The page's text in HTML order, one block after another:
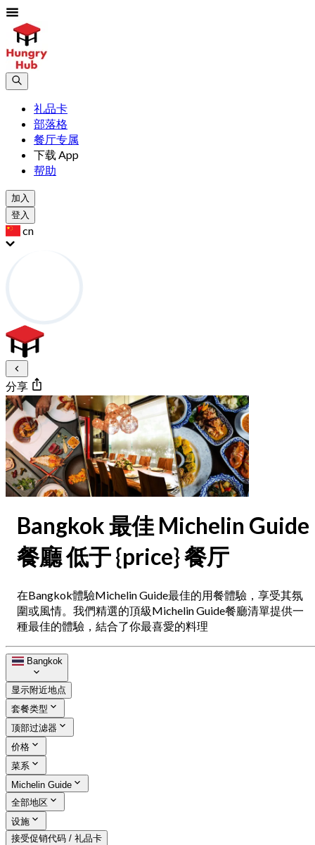
礼品卡
部落格
餐厅专属
下载 App
帮助
加入
登入
cn
分享
Bangkok 最佳 Michelin Guide
餐廳 低于 {price} 餐厅
在Bangkok體驗Michelin Guide最佳的用餐體驗，享受其氛
圍或風情。我們精選的頂級Michelin Guide餐廳清單提供一
種最佳的體驗，結合了你最喜愛的料理
Bangkok
显示附近地点
套餐类型
顶部过滤器
价格
菜系
Michelin Guide
全部地区
设施
接受促销代码 / 礼品卡